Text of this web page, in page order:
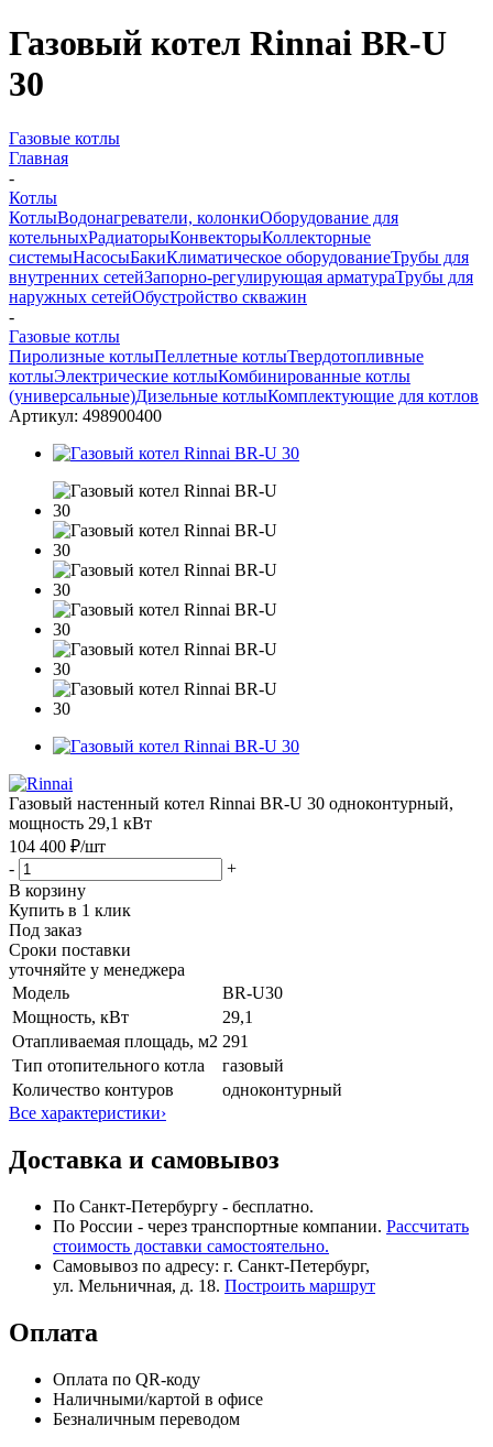
Газовый котел Rinnai BR-U
30
Газовые котлы
Главная
-
Котлы
КотлыВодонагреватели, колонкиОборудование для
котельныхРадиаторыКонвекторыКоллекторные
системыНасосыБакиКлиматическое оборудованиеТрубы для
внутренних сетейЗапорно-регулирующая арматураТрубы для
наружных сетейОбустройство скважин
-
Газовые котлы
Пиролизные котлыПеллетные котлыТвердотопливные
котлыЭлектрические котлыКомбинированные котлы
(универсальные)Дизельные котлыКомплектующие для котлов
Артикул: 498900400
Газовый настенный котел Rinnai BR-U 30 одноконтурный,
мощность 29,1 кВт
104 400 ₽/шт
-
+
В корзину
Купить в 1 клик
Под заказ
Сроки поставки
уточняйте у менеджера
Модель
BR-U30
Мощность, кВт
29,1
Отапливаемая площадь, м2 291
Тип отопительного котла
газовый
Количество контуров
одноконтурный
Все характеристики›
Доставка и самовывоз
По Санкт-Петербургу - бесплатно.
По России - через транспортные компании. Рассчитать
стоимость доставки самостоятельно.
Самовывоз по адресу: г. Санкт-Петербург,
ул. Мельничная, д. 18. Построить маршрут
Оплата
Оплата по QR-коду
Наличными/картой в офисе
Безналичным переводом